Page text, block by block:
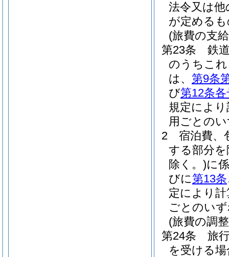
法令又は
が定める
(旅費の支
第23条
鉄
のうちこ
は、 第9条
び第12条各
規定によ
用ごとの
2
宿泊費、
する部分
除く。)に
びに第13条
定により
ごとのい
(旅費の調
第24条
旅
を受ける